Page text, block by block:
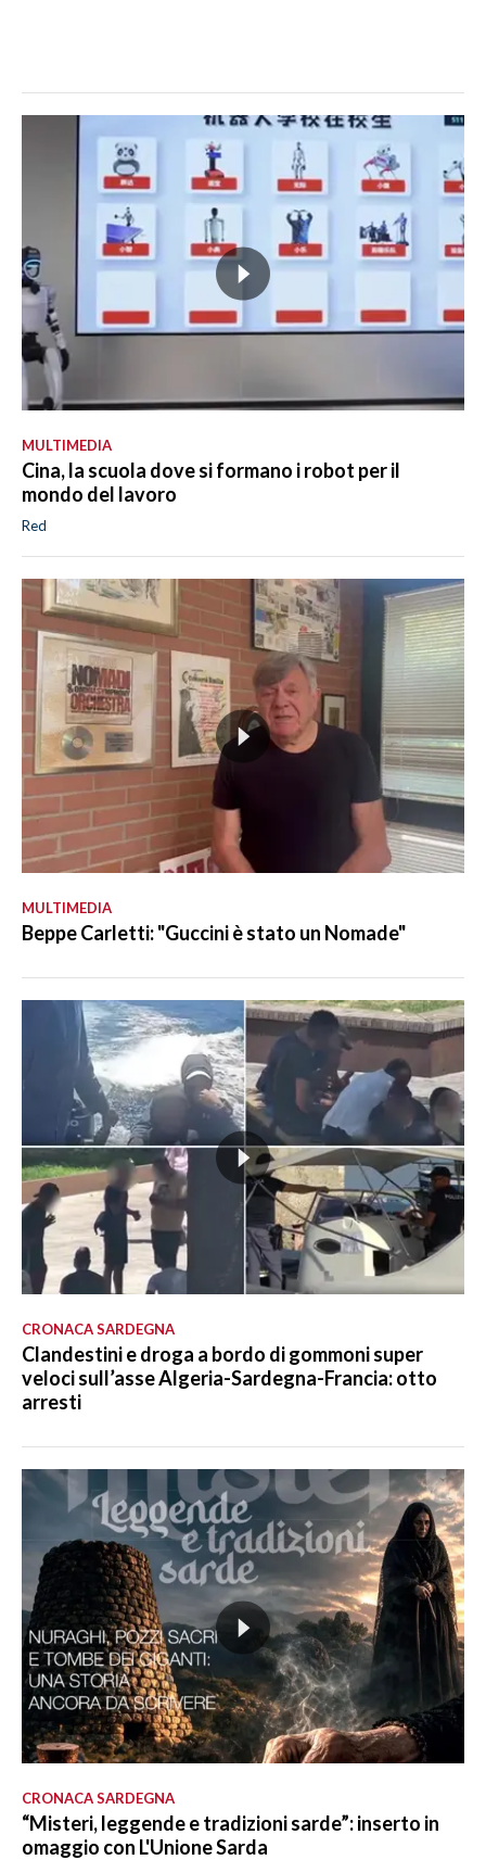
MULTIMEDIA
Cina, la scuola dove si formano i robot per il
mondo del lavoro
Red
MULTIMEDIA
Beppe Carletti: "Guccini è stato un Nomade"
CRONACA SARDEGNA
Clandestini e droga a bordo di gommoni super
veloci sull’asse Algeria-Sardegna-Francia: otto
arresti
CRONACA SARDEGNA
“Misteri, leggende e tradizioni sarde”: inserto in
omaggio con L'Unione Sarda